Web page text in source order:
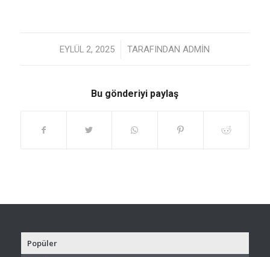
EYLÜL 2, 2025
/ TARAFINDANADMIN
Bu gönderiyi paylaş
Popüler